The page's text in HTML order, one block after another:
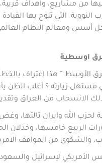
من مشاريع، واهداف
النووية التي تلوح بها
أسس ومعالم النظام
اوسطية
الأوسط ” هذا اعتراف
مستهل زيارته ؟ أغلب الظن
الانسحاب من العراق
لحزب الله وايران
الربيع خامسها، وخذلان
والشكوى من المواقف
الأمريكي لإسرائيل